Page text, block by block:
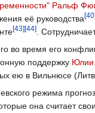
Ральф
её руководства[40]
[43][44].
во время его
поддержку Юлии
ею в Вильнюсе
режима
она считает